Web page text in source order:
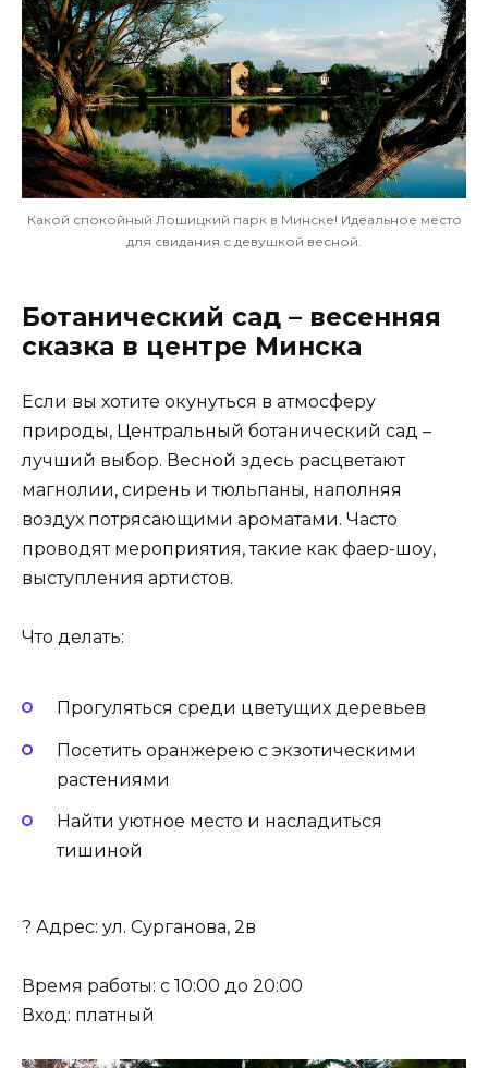
Какой спокойный Лошицкий парк в Минске! Идеальное место
для свидания с девушкой весной.
Ботанический сад – весенняя
сказка в центре Минска
Если вы хотите окунуться в атмосферу
природы, Центральный ботанический сад –
лучший выбор. Весной здесь расцветают
магнолии, сирень и тюльпаны, наполняя
воздух потрясающими ароматами. Часто
проводят мероприятия, такие как фаер-шоу,
выступления артистов.
Что делать:
Прогуляться среди цветущих деревьев
Посетить оранжерею с экзотическими
растениями
Найти уютное место и насладиться
тишиной
? Адрес: ул. Сурганова, 2в
Время работы: с 10:00 до 20:00
Вход: платный